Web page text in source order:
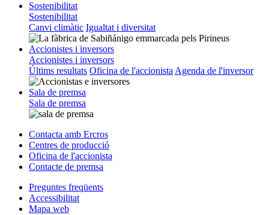
Sostenibilitat
Sostenibilitat
Canvi climàtic Igualtat i diversitat
Accionistes i inversors
Accionistes i inversors
Últims resultats Oficina de l'accionista Agenda de l'inversor
Sala de premsa
Sala de premsa
Contacta amb Ercros
Centres de producció
Oficina de l'accionista
Contacte de premsa
Preguntes freqüents
Accessibilitat
Mapa web